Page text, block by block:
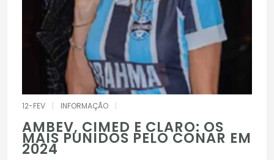
12-FEV INFORMAÇÃO
AMBEV, CIMED E CLARO: OS
MAIS PUNIDOS PELO CONAR EM
2024